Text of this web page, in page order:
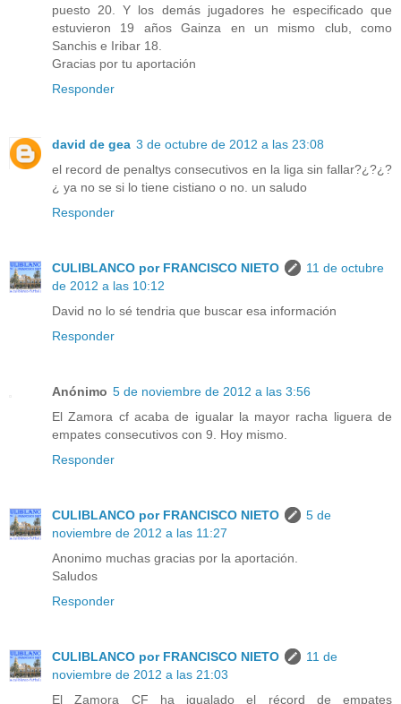
puesto 20. Y los demás jugadores he especificado que
estuvieron 19 años Gainza en un mismo club, como
Sanchis e Iribar 18.
Gracias por tu aportación
Responder
david de gea 3 de octubre de 2012 a las 23:08
el record de penaltys consecutivos en la liga sin fallar?¿?¿?
¿ ya no se si lo tiene cistiano o no. un saludo
Responder
CULIBLANCO por FRANCISCO NIETO
11 de octubre
de 2012 a las 10:12
David no lo sé tendria que buscar esa información
Responder
Anónimo 5 de noviembre de 2012 a las 3:56
El Zamora cf acaba de igualar la mayor racha liguera de
empates consecutivos con 9. Hoy mismo.
Responder
CULIBLANCO por FRANCISCO NIETO
5 de
noviembre de 2012 a las 11:27
Anonimo muchas gracias por la aportación.
Saludos
Responder
CULIBLANCO por FRANCISCO NIETO
11 de
noviembre de 2012 a las 21:03
El Zamora CF ha igualado el récord de empates